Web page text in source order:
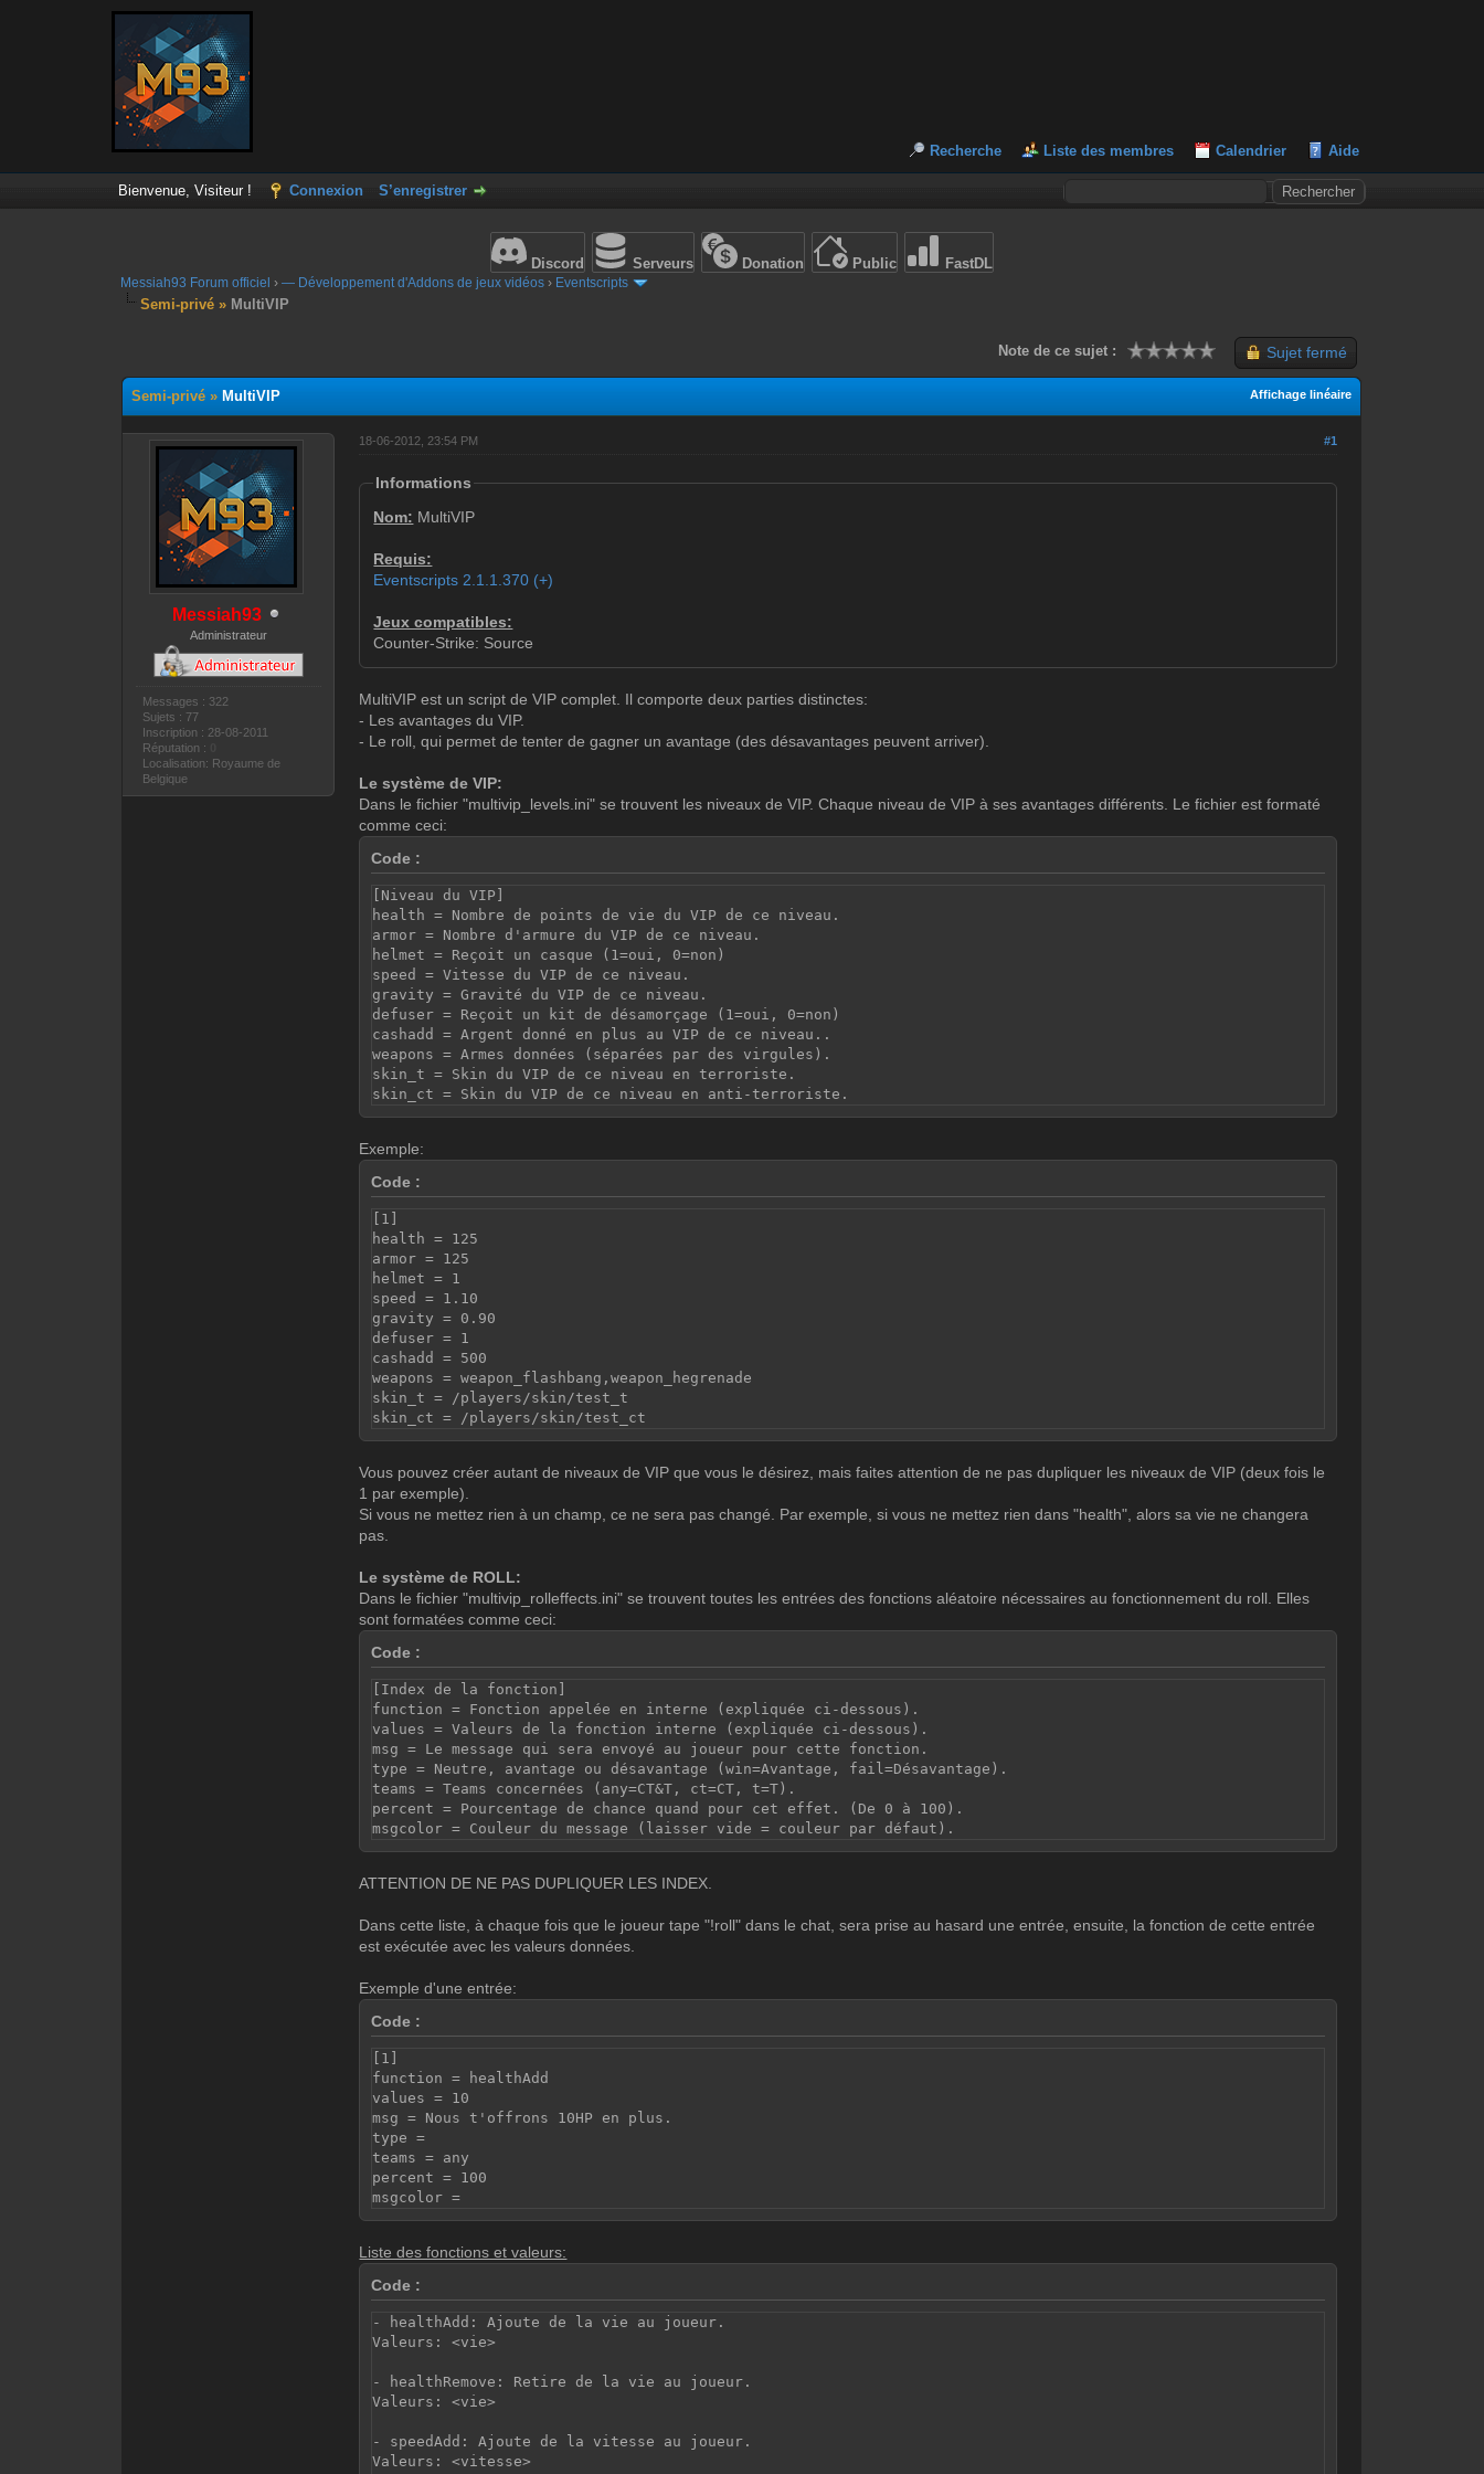
Recherche Liste des membres Calendrier Aide
Bienvenue, Visiteur ! Connexion S’enregistrer
Discord Serveurs Donation Public FastDL
Messiah93 Forum officiel ›— Développement d'Addons de jeux vidéos › Eventscripts
Semi-privé » MultiVIP
Sujet fermé
Note de ce sujet :
Affichage linéaire
Semi-privé » MultiVIP
Messiah93
Administrateur
Messages : 322
Sujets : 77
Inscription : 28-08-2011
Réputation :
Localisation: Royaume de
Belgique
#1
18-06-2012, 23:54 PM
Informations
Nom: MultiVIP
Requis:
Eventscripts 2.1.1.370 (+)
Jeux compatibles:
Counter-Strike: Source
MultiVIP est un script de VIP complet. Il comporte deux parties distinctes:
- Les avantages du VIP.
- Le roll, qui permet de tenter de gagner un avantage (des désavantages peuvent arriver).
Le système de VIP:
Dans le fichier "multivip_levels.ini" se trouvent les niveaux de VIP. Chaque niveau de VIP à ses avantages différents. Le fichier est formaté
comme ceci:
Code :
[Niveau du VIP]
health = Nombre de points de vie du VIP de ce niveau.
armor = Nombre d'armure du VIP de ce niveau.
helmet = Reçoit un casque (1=oui, 0=non)
speed = Vitesse du VIP de ce niveau.
gravity = Gravité du VIP de ce niveau.
defuser = Reçoit un kit de désamorçage (1=oui, 0=non)
cashadd = Argent donné en plus au VIP de ce niveau..
weapons = Armes données (séparées par des virgules).
skin_t = Skin du VIP de ce niveau en terroriste.
skin_ct = Skin du VIP de ce niveau en anti-terroriste.
Exemple:
Code :
[1]
health = 125
armor = 125
helmet = 1
speed = 1.10
gravity = 0.90
defuser = 1
cashadd = 500
weapons = weapon_flashbang,weapon_hegrenade
skin_t = /players/skin/test_t
skin_ct = /players/skin/test_ct
Vous pouvez créer autant de niveaux de VIP que vous le désirez, mais faites attention de ne pas dupliquer les niveaux de VIP (deux fois le
1 par exemple).
Si vous ne mettez rien à un champ, ce ne sera pas changé. Par exemple, si vous ne mettez rien dans "health", alors sa vie ne changera
pas.
Le système de ROLL:
Dans le fichier "multivip_rolleffects.ini" se trouvent toutes les entrées des fonctions aléatoire nécessaires au fonctionnement du roll. Elles
sont formatées comme ceci:
Code :
[Index de la fonction]
function = Fonction appelée en interne (expliquée ci-dessous).
values = Valeurs de la fonction interne (expliquée ci-dessous).
msg = Le message qui sera envoyé au joueur pour cette fonction.
type = Neutre, avantage ou désavantage (win=Avantage, fail=Désavantage).
teams = Teams concernées (any=CT&T, ct=CT, t=T).
percent = Pourcentage de chance quand pour cet effet. (De 0 à 100).
msgcolor = Couleur du message (laisser vide = couleur par défaut).
ATTENTION DE NE PAS DUPLIQUER LES INDEX.
Dans cette liste, à chaque fois que le joueur tape "!roll" dans le chat, sera prise au hasard une entrée, ensuite, la fonction de cette entrée
est exécutée avec les valeurs données.
Exemple d'une entrée:
Code :
[1]
function = healthAdd
values = 10
msg = Nous t'offrons 10HP en plus.
type =
teams = any
percent = 100
msgcolor =
Liste des fonctions et valeurs:
Code :
- healthAdd: Ajoute de la vie au joueur.
Valeurs: <vie>
- healthRemove: Retire de la vie au joueur.
Valeurs: <vie>
- speedAdd: Ajoute de la vitesse au joueur.
Valeurs: <vitesse>